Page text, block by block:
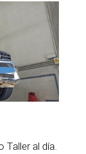
al día.